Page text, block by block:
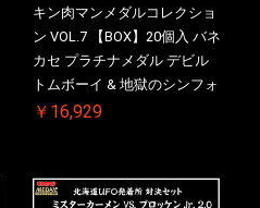
キン肉マンメダルコレクショ
ン VOL.7 【BOX】20個入 バネ
カセ プラチナメダル デビル
トムボーイ & 地獄のシンフォ
ニー ケース付き【初回購入特
一斉出荷予定
￥16,929